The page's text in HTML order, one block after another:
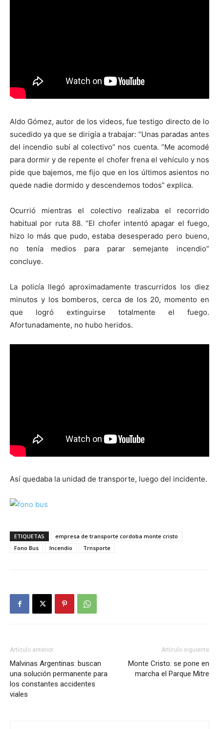
Aldo Gómez, autor de los videos, fue testigo directo de lo
sucedido ya que se dirigía a trabajar: “Unas paradas antes
del incendio subí al colectivo” nos cuenta. “Me acomodé
para dormir y de repente el chofer frena el vehículo y nos
pide que bajemos, me fijo que en los últimos asientos no
quede nadie dormido y descendemos todos” explica.
Ocurrió mientras el colectivo realizaba el recorrido
habitual por ruta 88. “El chofer intentó apagar el fuego,
hizo lo más que pudo, estaba desesperado pero bueno,
no tenía medios para parar semejante incendio”
concluye.
La policía llegó aproximadamente trascurridos los diez
minutos y los bomberos, cerca de los 20, momento en
que logró extinguirse totalmente el fuego.
Afortunadamente, no hubo heridos.
Así quedaba la unidad de transporte, luego del incidente.
ETIQUETAS
empresa de transporte cordoba monte cristo
Fono Bus
Incendio Trnsporte
Artículo anterior
Malvinas Argentinas: buscan
una solución permanente para
los constantes accidentes
viales
Artículo siguiente
Monte Cristo: se pone en
marcha el Parque Mitre